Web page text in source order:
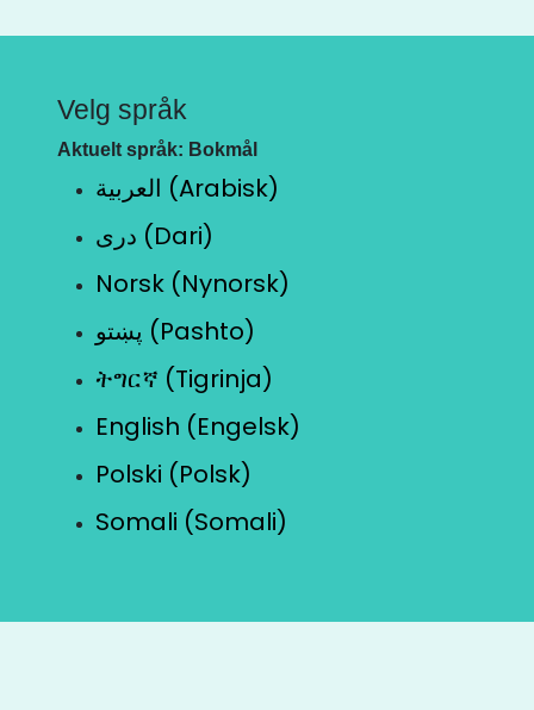
Velg språk
Aktuelt språk: Bokmål
العربية (Arabisk)
دری (Dari)
Norsk (Nynorsk)
پښتو (Pashto)
ትግርኛ (Tigrinja)
English (Engelsk)
Polski (Polsk)
Somali (Somali)